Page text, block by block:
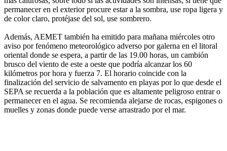
permanecer en el exterior procure estar a la sombra, use ropa ligera y
de color claro, protéjase del sol, use sombrero.
Además, AEMET también ha emitido para mañana miércoles otro
aviso por fenómeno meteorológico adverso por galerna en el litoral
oriental donde se espera, a partir de las 19.00 horas, un cambión
brusco del viento de este a oeste que podría alcanzar los 60
kilómetros por hora y fuerza 7. El horario coincide con la
finalización del servicio de salvamento en playas por lo que desde el
SEPA se recuerda a la población que es altamente peligroso entrar o
permanecer en el agua. Se recomienda alejarse de rocas, espigones o
muelles y zonas donde puede verse arrastrado por el mar.